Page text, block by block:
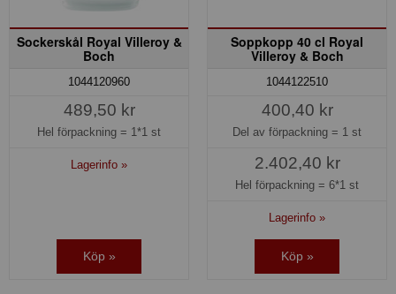
Sockerskål Royal Villeroy &
Boch
1044120960
489,50 kr
Hel förpackning = 1*1 st
Lagerinfo »
Köp »
Soppkopp 40 cl Royal
Villeroy & Boch
1044122510
400,40 kr
Del av förpackning = 1 st
2.402,40 kr
Hel förpackning = 6*1 st
Lagerinfo »
Köp »